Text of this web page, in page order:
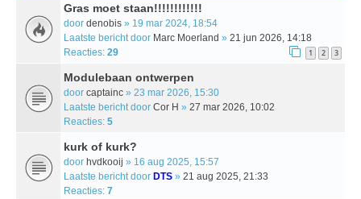
Gras moet staan!!!!!!!!!!!!
door denobis » 19 mar 2024, 18:54
Laatste bericht door Marc Moerland » 21 jun 2026, 14:18
Reacties: 29 1 2 3
Modulebaan ontwerpen
door captainc » 23 mar 2026, 15:30
Laatste bericht door Cor H » 27 mar 2026, 10:02
Reacties: 5
kurk of kurk?
door hvdkooij » 16 aug 2025, 15:57
Laatste bericht door DTS » 21 aug 2025, 21:33
Reacties: 7